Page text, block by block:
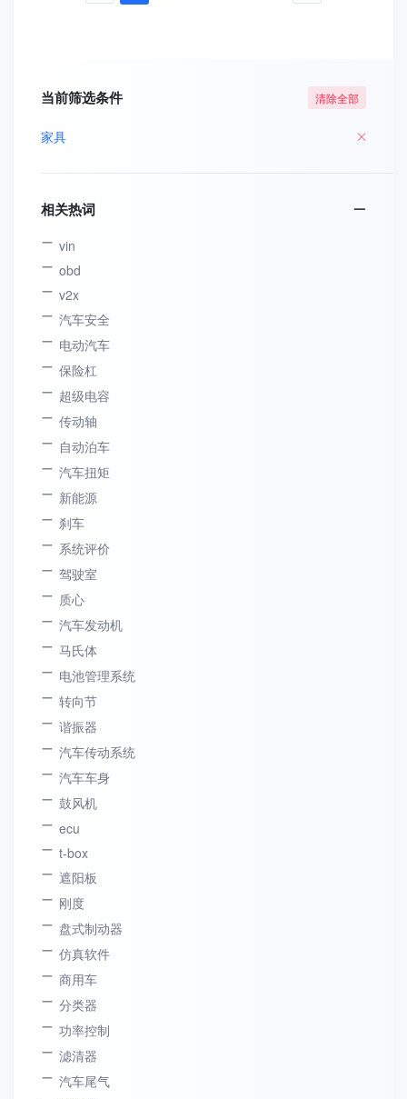
当前筛选条件 清除全部
家具
相关热词
vin
obd
v2x
汽车安全
电动汽车
保险杠
超级电容
传动轴
自动泊车
汽车扭矩
新能源
刹车
系统评价
驾驶室
质心
汽车发动机
马氏体
电池管理系统
转向节
谐振器
汽车传动系统
汽车车身
鼓风机
ecu
t-box
遮阳板
刚度
盘式制动器
仿真软件
商用车
分类器
功率控制
滤清器
汽车尾气